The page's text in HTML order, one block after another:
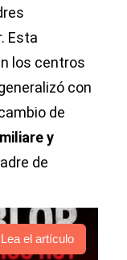
Esta
los centros
con
de
y
de
Lea el artículo